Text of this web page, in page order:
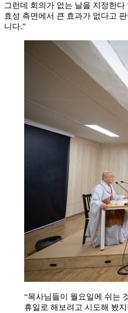
그런데 회의가 없는 날을 지정한
효성 측면에서 큰 효과가 없다고
니다.”
“목사님들이 월요일에 쉬는
휴일로 해보려고 시도해 봤